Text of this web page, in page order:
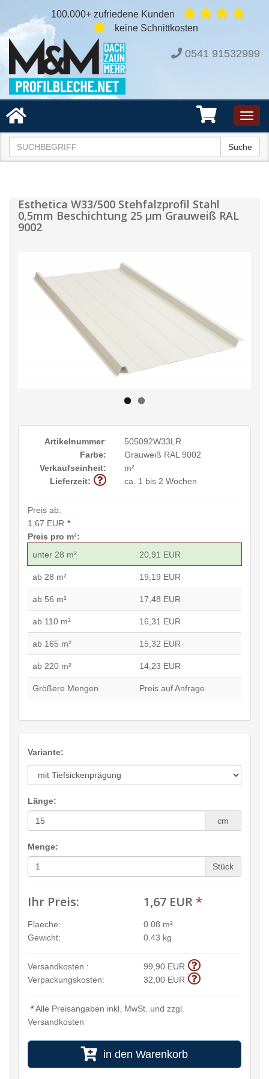
100.000+ zufriedene Kunden
keine Schnittkosten
0541 91532999
Suche
Esthetica W33/500 Stehfalzprofil Stahl
0,5mm Beschichtung 25 µm Grauweiß RAL
9002
Artikelnummer:
505092W33LR
Farbe:
Grauweiß RAL 9002
Verkaufseinheit:
m²
Lieferzeit:
ca. 1 bis 2 Wochen
Preis ab:
1,67 EUR *
Preis pro m²:
unter 28 m²
20,91 EUR
ab 28 m² 19,19 EUR
ab 56 m² 17,48 EUR
ab 110 m² 16,31 EUR
ab 165 m² 15,32 EUR
ab 220 m² 14,23 EUR
Größere Mengen Preis auf Anfrage
Variante:
Länge:
cm
Menge:
Stück
Ihr Preis: 1,67 EUR*
Flaeche:
0.08 m²
Gewicht:
0.43 kg
Versandkosten :
99,90 EUR
Verpackungskosten:
32,00 EUR
*Alle Preisangaben inkl. MwSt. und zzgl.
Versandkosten
in den Warenkorb